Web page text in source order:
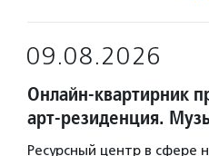
09.08.2026
Онлайн-квартирник
арт-резиденция.
Ресурсный центр в сфере